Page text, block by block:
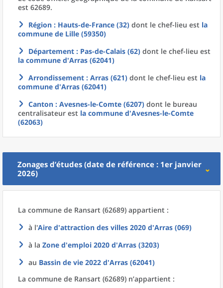
est 62689.
Région : Hauts-de-France (32) dont le chef-lieu est la
commune de Lille (59350)
Département : Pas-de-Calais (62) dont le chef-lieu est
la commune d'Arras (62041)
Arrondissement : Arras (621) dont le chef-lieu est la
commune d'Arras (62041)
Canton : Avesnes-le-Comte (6207) dont le bureau
centralisateur est la commune d'Avesnes-le-Comte
(62063)
Zonages d’études (date de référence : 1er janvier
2026)
La commune de Ransart (62689) appartient :
à l'Aire d'attraction des villes 2020 d'Arras (069)
à la Zone d'emploi 2020 d'Arras (3203)
au Bassin de vie 2022 d'Arras (62041)
La commune de Ransart (62689) n’appartient :